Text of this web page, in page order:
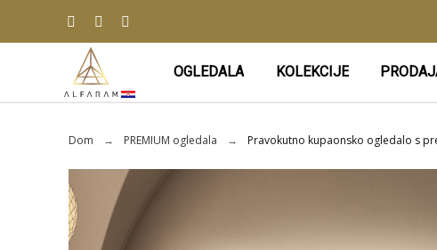
OGLEDALA KOLEKCIJE
Dom PREMIUM ogledala Pravokutno kupaonsko ogledalo s